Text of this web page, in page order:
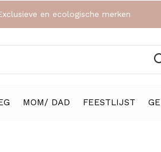
MOM/ DAD FEESTLIJST
en ecologische merken